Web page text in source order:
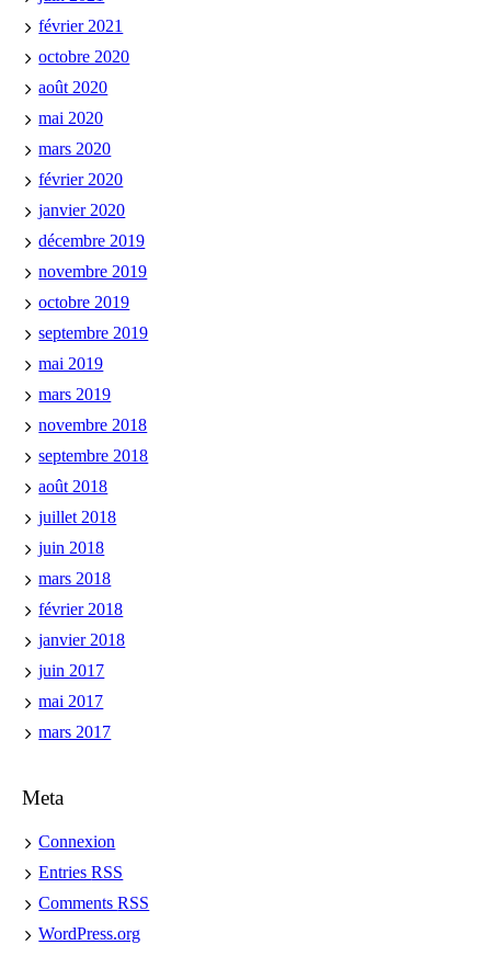
février 2021
octobre 2020
août 2020
mai 2020
mars 2020
février 2020
janvier 2020
décembre 2019
novembre 2019
octobre 2019
septembre 2019
mai 2019
mars 2019
novembre 2018
septembre 2018
août 2018
juillet 2018
juin 2018
mars 2018
février 2018
janvier 2018
juin 2017
mai 2017
mars 2017
Meta
Connexion
EntriesRSS
CommentsRSS
WordPress.org